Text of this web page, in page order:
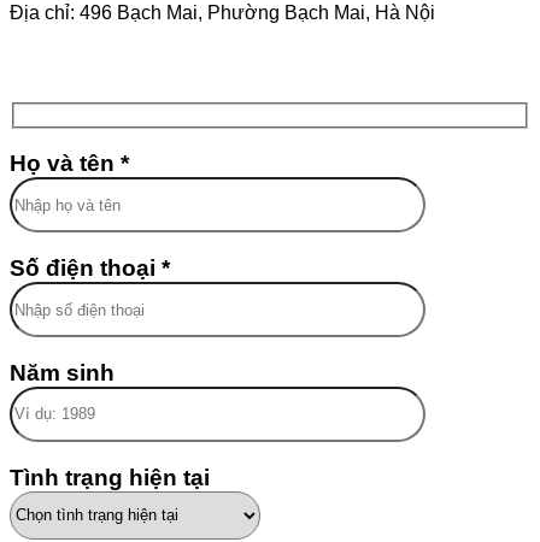
Địa chỉ: 496 Bạch Mai, Phường Bạch Mai, Hà Nội
Họ và tên *
Số điện thoại *
Năm sinh
Tình trạng hiện tại